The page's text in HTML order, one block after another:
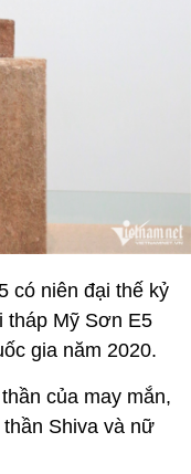
có niên đại thế kỷ
tháp Mỹ Sơn E5
gia năm 2020.
của may mắn,
Shiva và nữ